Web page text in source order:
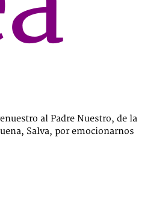
al Padre Nuestro, de la
Salva, por emocionarnos